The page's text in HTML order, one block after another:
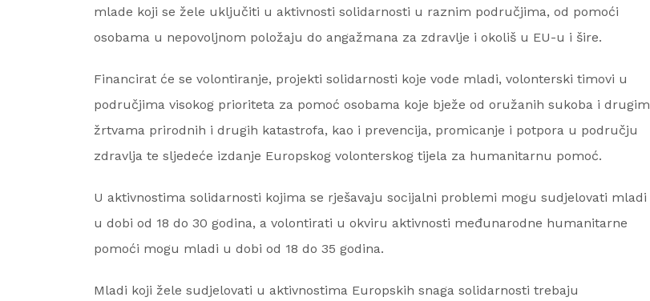
mlade koji se žele uključiti u aktivnosti solidarnosti u raznim područjima, od pomoći
osobama u nepovoljnom položaju do angažmana za zdravlje i okoliš u EU-u i šire.
Financirat će se volontiranje, projekti solidarnosti koje vode mladi, volonterski timovi u
područjima visokog prioriteta za pomoć osobama koje bježe od oružanih sukoba i drugim
žrtvama prirodnih i drugih katastrofa, kao i prevencija, promicanje i potpora u području
zdravlja te sljedeće izdanje Europskog volonterskog tijela za humanitarnu pomoć.
U aktivnostima solidarnosti kojima se rješavaju socijalni problemi mogu sudjelovati mladi
u dobi od 18 do 30 godina, a volontirati u okviru aktivnosti međunarodne humanitarne
pomoći mogu mladi u dobi od 18 do 35 godina.
Mladi koji žele sudjelovati u aktivnostima Europskih snaga solidarnosti trebaju